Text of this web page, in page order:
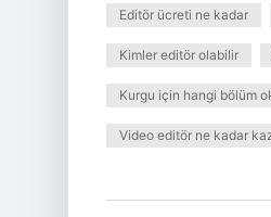
Editör ücreti ne kadar
Kimler editör olabilir
Kurgu için hangi bölüm
Video editör ne kadar